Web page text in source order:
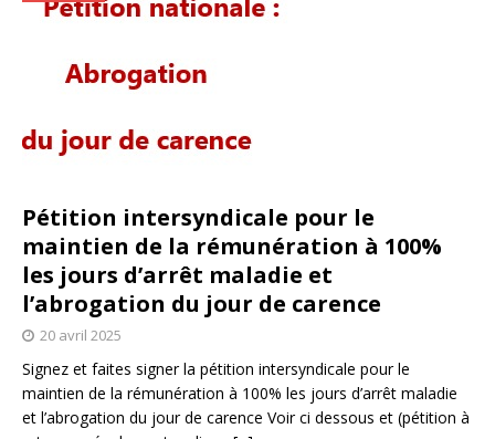
Pétition intersyndicale pour le
maintien de la rémunération à 100%
les jours d’arrêt maladie et
l’abrogation du jour de carence
20 avril 2025
Signez et faites signer la pétition intersyndicale pour le
maintien de la rémunération à 100% les jours d’arrêt maladie
et l’abrogation du jour de carence Voir ci dessous et (pétition à